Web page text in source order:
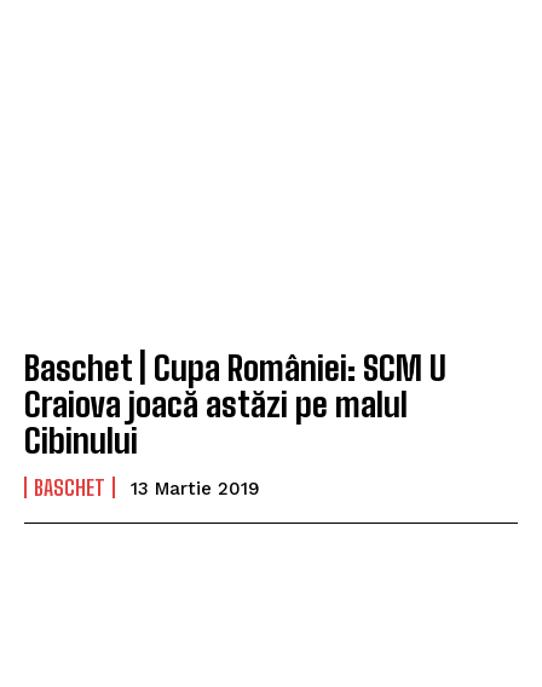
Baschet | Cupa României: SCM U
Craiova joacă astăzi pe malul
Cibinului
BASCHET 13 Martie 2019